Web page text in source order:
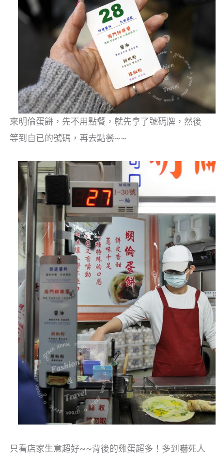
來明倫蛋餅，先不用點餐，就先拿了號碼牌，然後
等到自已的號碼，再去點餐~~
只看店家生意超好~~背後的雞蛋超多！多到嚇死人